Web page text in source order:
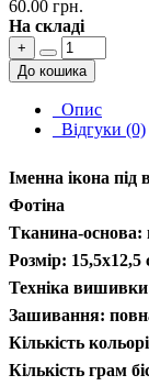
60.00 грн.
На складі
+
До кошика
Опис
Відгуки (0)
Іменна ікона
Фотіна
Тканина-основа:
Розмір: 15,5х12,5
Техніка
Зашивання:
Кількість
Кількість грам